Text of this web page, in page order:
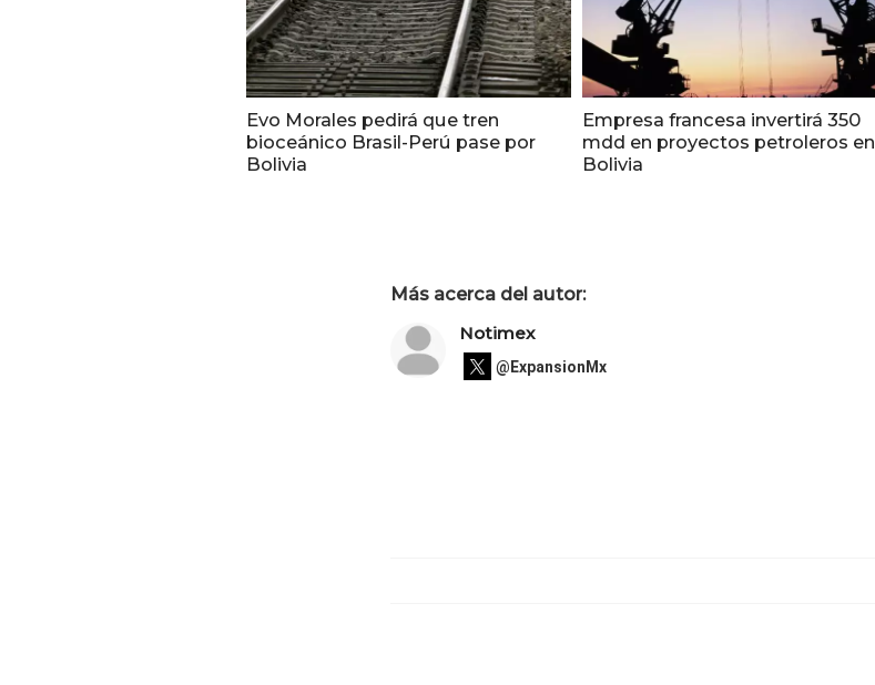
Evo Morales pedirá que tren
bioceánico Brasil-Perú pase por
Bolivia
Empresa francesa invertirá 350
mdd en proyectos petroleros en
Bolivia
Más acerca del autor:
Notimex
@ExpansionMx